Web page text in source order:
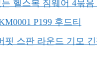
헬스복 짐웨어 4묶음
P199 후드티
스판 라운드 기모